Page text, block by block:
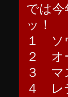
では
ッ！
１ ソ
２ オ
３ マ
４ レ